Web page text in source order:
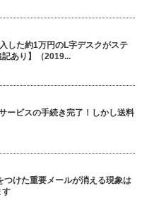
した約1万円のL字デスクがステ
あり】（2019...
ービスの手続き完了！しかし送料
けた重要メールが消える現象は
す